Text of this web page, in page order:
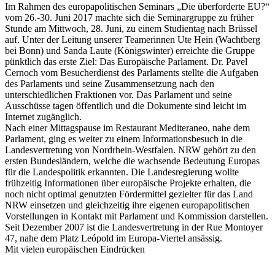
Im Rahmen des europapolitischen Seminars „Die überforderte EU?“
vom 26.-30. Juni 2017 machte sich die Seminargruppe zu früher
Stunde am Mittwoch, 28. Juni, zu einem Studientag nach Brüssel
auf. Unter der Leitung unserer Teamerinnen Ute Hein (Wachtberg
bei Bonn) und Sanda Laute (Königswinter) erreichte die Gruppe
pünktlich das erste Ziel: Das Europäische Parlament. Dr. Pavel
Cernoch vom Besucherdienst des Parlaments stellte die Aufgaben
des Parlaments und seine Zusammensetzung nach den
unterschiedlichen Fraktionen vor. Das Parlament und seine
Ausschüsse tagen öffentlich und die Dokumente sind leicht im
Internet zugänglich.
Nach einer Mittagspause im Restaurant Mediteraneo, nahe dem
Parlament, ging es weiter zu einem Informationsbesuch in die
Landesvertretung von Nordrhein-Westfalen. NRW gehört zu den
ersten Bundesländern, welche die wachsende Bedeutung Europas
für die Landespolitik erkannten. Die Landesregierung wollte
frühzeitig Informationen über europäische Projekte erhalten, die
noch nicht optimal genutzten Fördermittel gezielter für das Land
NRW einsetzen und gleichzeitig ihre eigenen europapolitischen
Vorstellungen in Kontakt mit Parlament und Kommission darstellen.
Seit Dezember 2007 ist die Landesvertretung in der Rue Montoyer
47, nahe dem Platz Leópold im Europa-Viertel ansässig.
Mit vielen europäischen Eindrücken